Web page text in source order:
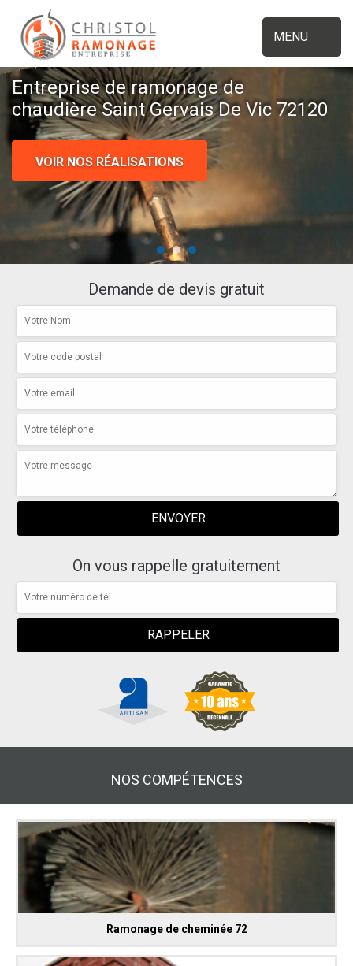
MENU
Entreprise de ramonage de
chaudière Saint Gervais De Vic 72120
VOIR NOS RÉALISATIONS
Demande de devis gratuit
On vous rappelle gratuitement
NOS COMPÉTENCES
Ramonage de cheminée 72